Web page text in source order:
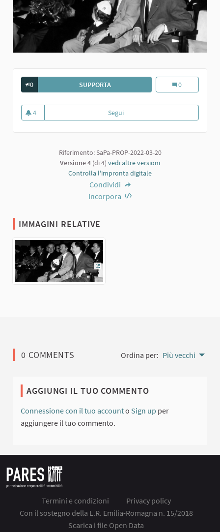
0 SUPPORTASPETTATORI AL TOPO NERO.
Spettatori al
0
4
4 sostenitori
Segui
Riferimento: SaPa-PROP-2022-03-20
Versione 4 (di 4) vedi altre versioni
Controlla l'impronta digitale
Condividi
Incorpora
IMMAGINI RELATIVE
(Collegamento esterno)
0 COMMENTS Ordina per: Più vecchi
AGGIUNGI IL TUO COMMENTO
Connessione con il tuo accounto Sign up per
aggiungere il tuo commento.
Termini e condizioni
Privacy policy
Con il sostegno della L.R. Emilia-Romagna n. 15/2018
Scarica i file Open Data